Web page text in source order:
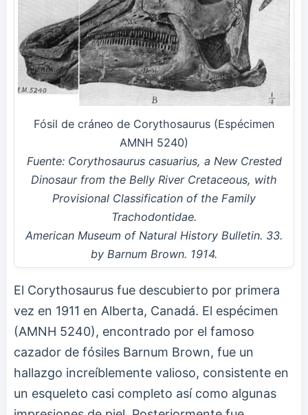
Fósil de cráneo de Corythosaurus (Espécimen
AMNH 5240)
Fuente: Corythosaurus casuarius, a New Crested
Dinosaur from the Belly River Cretaceous, with
Provisional Classification of the Family
Trachodontidae.
American Museum of Natural History Bulletin. 33.
by Barnum Brown. 1914.
El Corythosaurus fue descubierto por primera
vez en 1911 en Alberta, Canadá. El espécimen
(AMNH 5240), encontrado por el famoso
cazador de fósiles Barnum Brown, fue un
hallazgo increíblemente valioso, consistente en
un esqueleto casi completo así como algunas